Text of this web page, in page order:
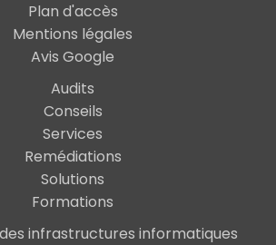
Plan d'accès
Mentions légales
Avis Google
Audits
Conseils
Services
Remédiations
Solutions
Formations
infrastructures informatiques